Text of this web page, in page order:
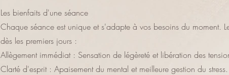
Les bienfaits d'une séance
Chaque séance est unique et s'adapte à vos besoins du moment.
dès les premiers jours :
Allègement immédiat : Sensation de légèreté et libération des
Clarté d'esprit : Apaisement du mental et meilleure gestion du stress.